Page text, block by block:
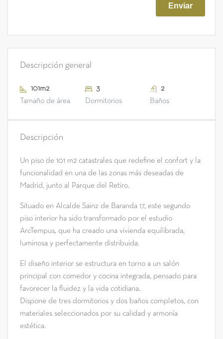
Descripción general
101m2
Tamaño de área
3
Dormitorios
2
Baños
Descripción
Un piso de 101 m2 catastrales que redefine el confort y la
funcionalidad en una de las zonas más deseadas de
Madrid, junto al Parque del Retiro.
Situado en Alcalde Sainz de Baranda 17, este segundo
piso interior ha sido transformado por el estudio
ArcTempus, que ha creado una vivienda equilibrada,
luminosa y perfectamente distribuida.
El diseño interior se estructura en torno a un salón
principal con comedor y cocina integrada, pensado para
favorecer la fluidez y la vida cotidiana.
Dispone de tres dormitorios y dos baños completos, con
materiales seleccionados por su calidad y armonía
estética.